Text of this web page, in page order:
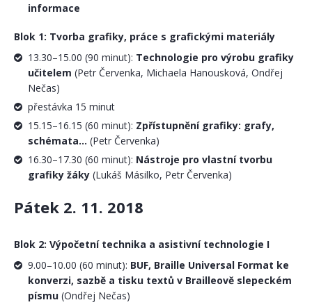
informace
Blok 1: Tvorba grafiky, práce s grafickými materiály
13.30–15.00 (90 minut): Technologie pro výrobu grafiky
učitelem (Petr Červenka, Michaela Hanousková, Ondřej
Nečas)
přestávka 15 minut
15.15–16.15 (60 minut): Zpřístupnění grafiky: grafy,
schémata... (Petr Červenka)
16.30–17.30 (60 minut): Nástroje pro vlastní tvorbu
grafiky žáky (Lukáš Másilko, Petr Červenka)
Pátek 2. 11. 2018
Blok 2: Výpočetní technika a asistivní technologie I
9.00–10.00 (60 minut): BUF, Braille Universal Format ke
konverzi, sazbě a tisku textů v Brailleově slepeckém
písmu (Ondřej Nečas)